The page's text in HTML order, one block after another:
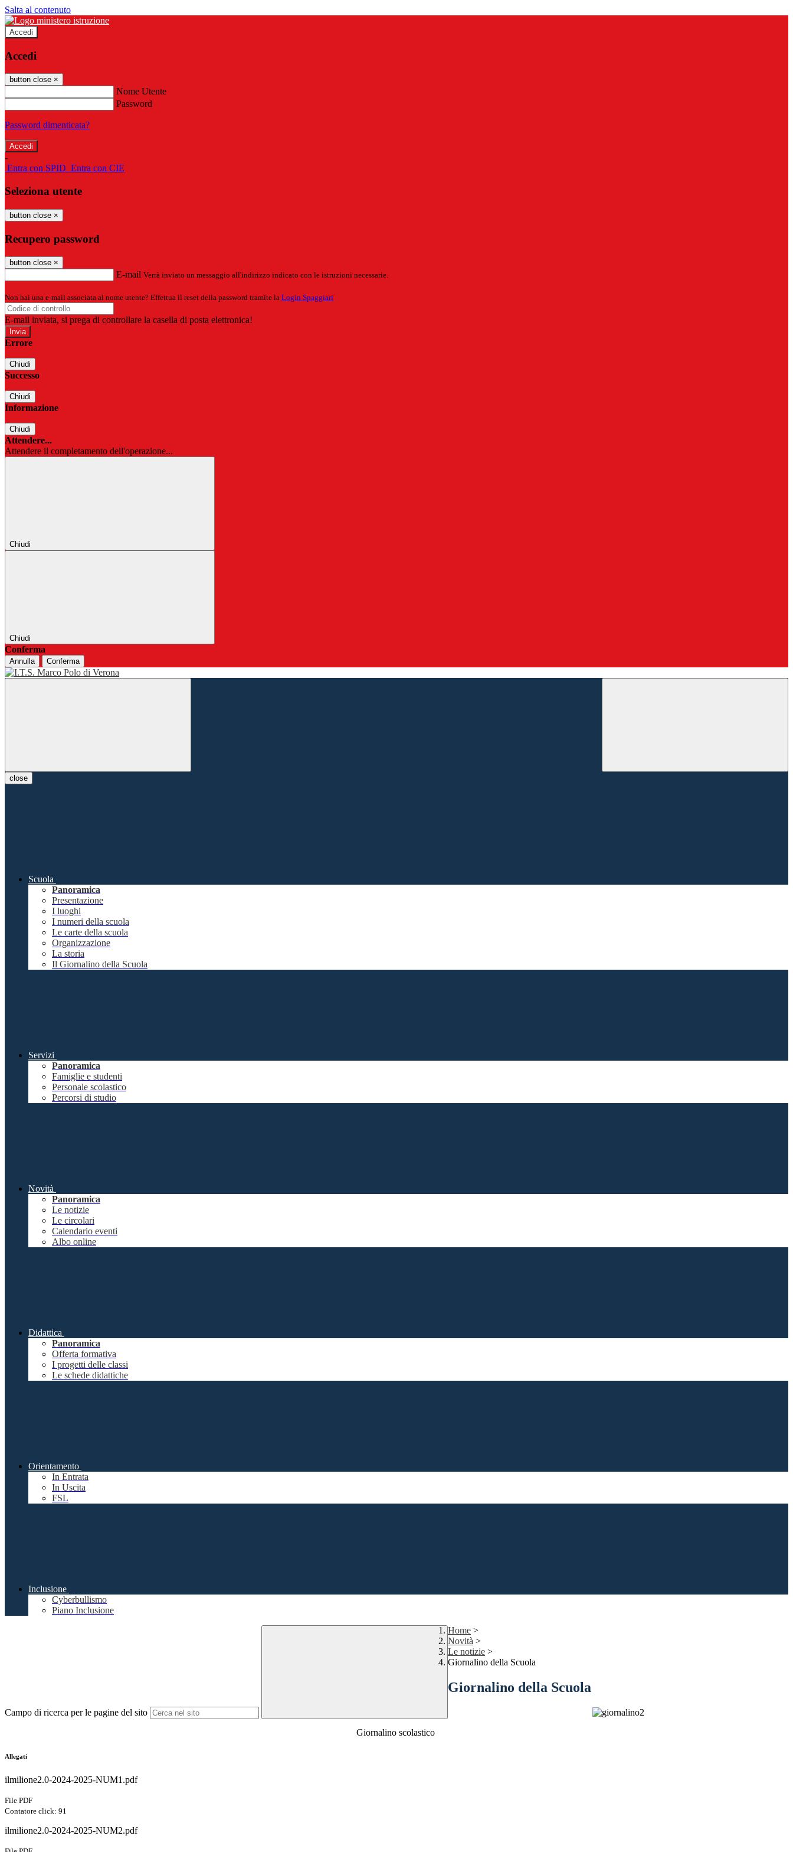
Salta al contenuto
Accedi
Accedi
button close ×
Nome Utente
Password
Password dimenticata?
-
Entra con SPID Entra con CIE
Seleziona utente
button close ×
Recupero password
button close ×
E-mail Verrà inviato un messaggio all'indirizzo indicato con le istruzioni necessarie.
Non hai una e-mail associata al nome utente? Effettua il reset della password tramite la Login Spaggiari
E-mail inviata, si prega di controllare la casella di posta elettronica!
Errore
Chiudi
Successo
Chiudi
Informazione
Chiudi
Attendere...
Attendere il completamento dell'operazione...
Chiudi
Chiudi
Conferma
Annulla Conferma
close
Scuola
Panoramica
Presentazione
I luoghi
I numeri della scuola
Le carte della scuola
Organizzazione
La storia
Il Giornalino della Scuola
Servizi
Panoramica
Famiglie e studenti
Personale scolastico
Percorsi di studio
Novità
Panoramica
Le notizie
Le circolari
Calendario eventi
Albo online
Didattica
Panoramica
Offerta formativa
I progetti delle classi
Le schede didattiche
Orientamento
In Entrata
In Uscita
FSL
Inclusione
Cyberbullismo
Piano Inclusione
Campo di ricerca per le pagine del sito
Home >
Novità >
Le notizie >
Giornalino della Scuola
Giornalino della Scuola
Giornalino scolastico
Allegati
ilmilione2.0-2024-2025-NUM1.pdf
File PDF
Contatore click: 91
ilmilione2.0-2024-2025-NUM2.pdf